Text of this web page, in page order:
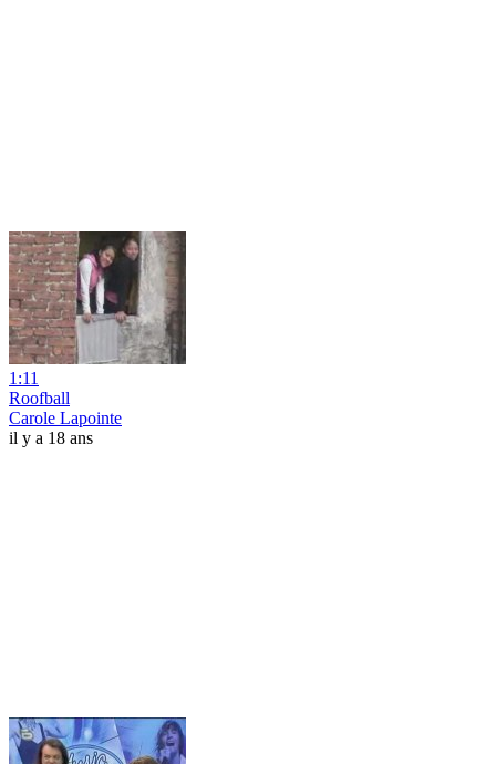
1:11
Roofball
Carole Lapointe
il y a 18 ans